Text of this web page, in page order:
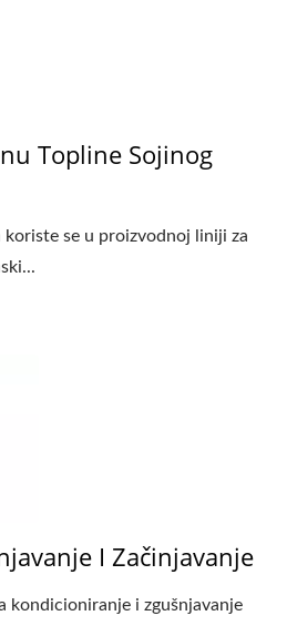
Topline Sojinog
koriste se u proizvodnoj liniji za
I Začinjavanje
kondicioniranje i zgušnjavanje